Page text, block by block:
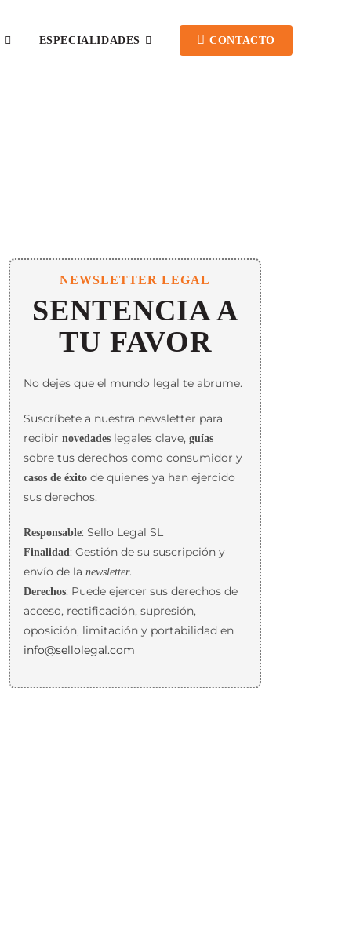
ESPECIALIDADES CONTACTO
NEWSLETTER LEGAL
SENTENCIA A
TU FAVOR
No dejes que el mundo legal te abrume.
Suscríbete a nuestra newsletter para
recibir novedadeslegales clave, guías
sobre tus derechos como consumidor y
casos de éxitode quienes ya han ejercido
sus derechos.
Responsable: Sello Legal SL
Finalidad: Gestión de su suscripción y
envío de la newsletter.
Derechos: Puede ejercer sus derechos de
acceso, rectificación, supresión,
oposición, limitación y portabilidad en
info@sellolegal.com